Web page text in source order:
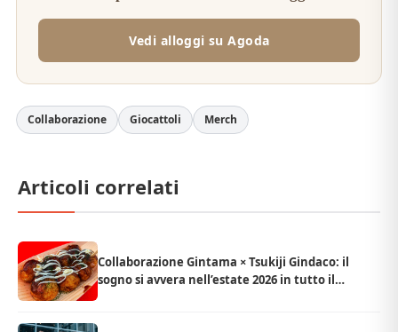
Vedi alloggi su Agoda
Collaborazione Giocattoli Merch
Articoli correlati
Collaborazione Gintama × Tsukiji Gindaco: il
sogno si avvera nell’estate 2026 in tutto il